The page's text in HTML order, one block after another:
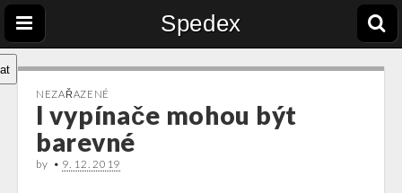
Spedex
NEZAŘAZENÉ
I vypínače mohou být
barevné
by • 9. 12. 2019